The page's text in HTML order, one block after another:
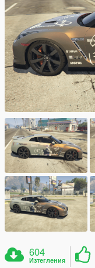
604
Изтегления